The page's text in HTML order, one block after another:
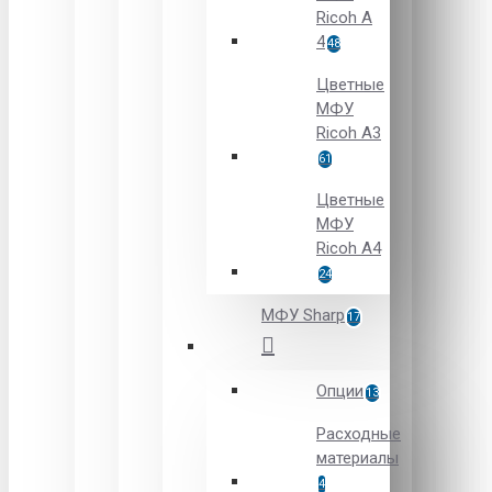
Ricoh A
448
Цветные
МФУ
Ricoh A3
61
Цветные
МФУ
Ricoh A4
24
МФУ Sharp 17
Опции 13
Расходные
материалы
4